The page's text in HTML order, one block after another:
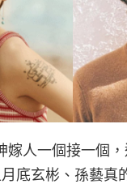
嫁人一個接一個
底玄彬、孫藝真